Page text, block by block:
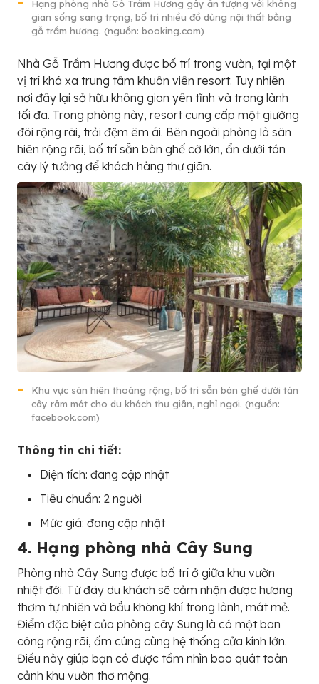
Hạng phòng nhà Gỗ Trầm Hương gây ấn tượng với không
gian sống sang trọng, bố trí nhiều đồ dùng nội thất bằng
gỗ trầm hương. (nguồn: booking.com)
Nhà Gỗ Trầm Hương được bố trí trong vườn, tại một
vị trí khá xa trung tâm khuôn viên resort. Tuy nhiên
nơi đây lại sở hữu không gian yên tĩnh và trong lành
tối đa. Trong phòng này, resort cung cấp một giường
đôi rộng rãi, trải đệm êm ái. Bên ngoài phòng là sân
hiên rộng rãi, bố trí sẵn bàn ghế cỡ lớn, ẩn dưới tán
cây lý tưởng để khách hàng thư giãn.
Khu vực sân hiên thoáng rộng, bố trí sẵn bàn ghế dưới tán
cây râm mát cho du khách thư giãn, nghỉ ngơi. (nguồn:
facebook.com)
Thông tin chi tiết:
Diện tích: đang cập nhật
Tiêu chuẩn: 2 người
Mức giá: đang cập nhật
4. Hạng phòng nhà Cây Sung
Phòng nhà Cây Sung được bố trí ở giữa khu vườn
nhiệt đới. Từ đây du khách sẽ cảm nhận được hương
thơm tự nhiên và bầu không khí trong lành, mát mẻ.
Điểm đặc biệt của phòng cây Sung là có một ban
công rộng rãi, ấm cúng cùng hệ thống cửa kính lớn.
Điều này giúp bạn có được tầm nhìn bao quát toàn
cảnh khu vườn thơ mộng.